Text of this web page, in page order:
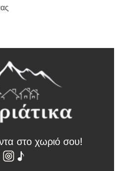
στο χωριό σου!